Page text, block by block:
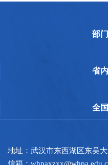
部
省
全
地址：武汉市东西湖区东吴